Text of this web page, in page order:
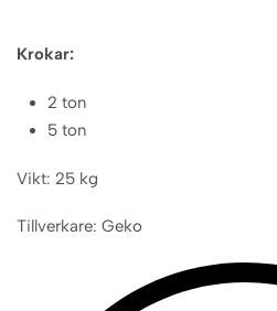
Krokar:
2 ton
5 ton
Vikt: 25 kg
Tillverkare: Geko